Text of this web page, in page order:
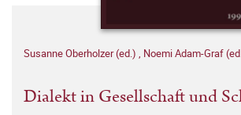
Susanne Oberholzer (ed.) , Noemi Adam-Graf
Dialekt in Gesellschaft und